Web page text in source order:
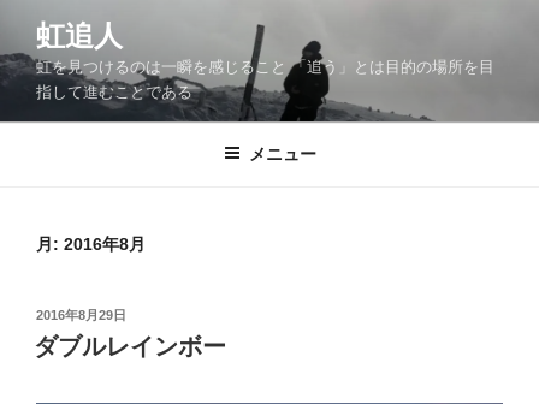
テ
ツ
虹追人
虹を見つけるのは一瞬を感じること 「追う」とは目的の場所を目
指して進むことである
メニュー
月: 2016年8月
投
稿
日:
2016年8月29日
ダブルレインボー